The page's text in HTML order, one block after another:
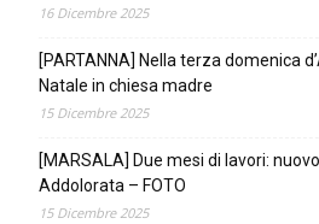
16 Dicembre 2025
[PARTANNA] Nella terza domenica
Natale in chiesa madre
15 Dicembre 2025
[MARSALA] Due mesi di lavori:
Addolorata – FOTO
15 Dicembre 2025